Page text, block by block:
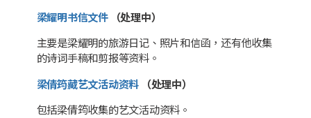
梁耀明书信文件（处理中）
主要是梁耀明的旅游日记、照片和信函，还有他收集
的诗词手稿和剪报等资料。
梁倩筠藏艺文活动资料 （处理中）
包括梁倩筠收集的艺文活动资料。